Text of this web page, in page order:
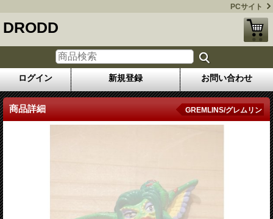
PCサイト
DRODD
ログイン 新規登録 お問い合わせ
商品詳細 GREMLINS/グレムリン